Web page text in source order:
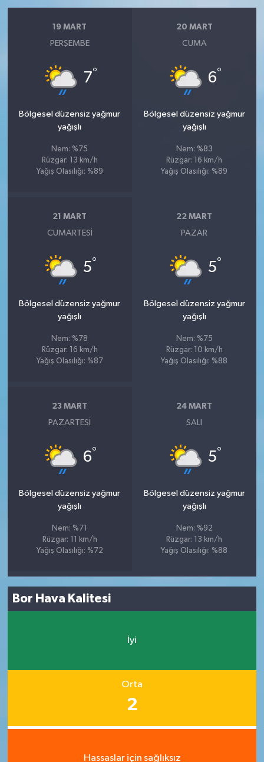
19 MART
PERŞEMBE
7°
Bölgesel düzensiz yağmur
yağışlı
Nem: %75
Rüzgar: 13 km/h
Yağış Olasılığı: %89
20 MART
CUMA
6°
Bölgesel düzensiz yağmur
yağışlı
Nem: %83
Rüzgar: 16 km/h
Yağış Olasılığı: %89
21 MART
CUMARTESI
5°
Bölgesel düzensiz yağmur
yağışlı
Nem: %78
Rüzgar: 16 km/h
Yağış Olasılığı: %87
22 MART
PAZAR
5°
Bölgesel düzensiz yağmur
yağışlı
Nem: %75
Rüzgar: 10 km/h
Yağış Olasılığı: %88
23 MART
PAZARTESI
6°
Bölgesel düzensiz yağmur
yağışlı
Nem: %71
Rüzgar: 11 km/h
Yağış Olasılığı: %72
24 MART
SALI
5°
Bölgesel düzensiz yağmur
yağışlı
Nem: %92
Rüzgar: 13 km/h
Yağış Olasılığı: %88
Bor Hava Kalitesi
İyi
Orta
2
Hassaslar için sağlıksız